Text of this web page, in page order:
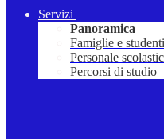
Servizi
Panoramica
Famiglie e studenti
Personale
Percorsi di studio